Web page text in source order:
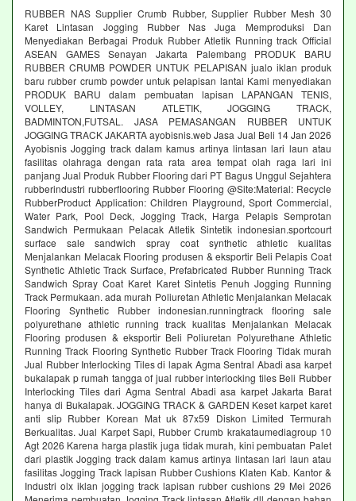
RUBBER NAS Supplier Crumb Rubber, Supplier Rubber Mesh 30
Karet Lintasan Jogging Rubber Nas Juga Memproduksi Dan
Menyediakan Berbagai Produk Rubber Atletik Running track Official
ASEAN GAMES Senayan Jakarta Palembang PRODUK BARU
RUBBER CRUMB POWDER UNTUK PELAPISAN jualo iklan produk
baru rubber crumb powder untuk pelapisan lantai Kami menyediakan
PRODUK BARU dalam pembuatan lapisan LAPANGAN TENIS,
VOLLEY, LINTASAN ATLETIK, JOGGING TRACK,
BADMINTON,FUTSAL. JASA PEMASANGAN RUBBER UNTUK
JOGGING TRACK JAKARTA ayobisnis.web Jasa Jual Beli 14 Jan 2026
Ayobisnis Jogging track dalam kamus artinya lintasan lari laun atau
fasilitas olahraga dengan rata rata area tempat olah raga lari ini
panjang Jual Produk Rubber Flooring dari PT Bagus Unggul Sejahtera
rubberindustri rubberflooring Rubber Flooring @Site:Material: Recycle
RubberProduct Application: Children Playground, Sport Commercial,
Water Park, Pool Deck, Jogging Track, Harga Pelapis Semprotan
Sandwich Permukaan Pelacak Atletik Sintetik indonesian.sportcourt
surface sale sandwich spray coat synthetic athletic kualitas
Menjalankan Melacak Flooring produsen & eksportir Beli Pelapis Coat
Synthetic Athletic Track Surface, Prefabricated Rubber Running Track
Sandwich Spray Coat Karet Karet Sintetis Penuh Jogging Running
Track Permukaan. ada murah Poliuretan Athletic Menjalankan Melacak
Flooring Synthetic Rubber indonesian.runningtrack flooring sale
polyurethane athletic running track kualitas Menjalankan Melacak
Flooring produsen & eksportir Beli Poliuretan Polyurethane Athletic
Running Track Flooring Synthetic Rubber Track Flooring Tidak murah
Jual Rubber Interlocking Tiles di lapak Agma Sentral Abadi asa karpet
bukalapak p rumah tangga of jual rubber interlocking tiles Beli Rubber
Interlocking Tiles dari Agma Sentral Abadi asa karpet Jakarta Barat
hanya di Bukalapak. JOGGING TRACK & GARDEN Keset karpet karet
anti slip Rubber Korean Mat uk 87x59 Diskon Limited Termurah
Berkualitas. Jual Karpet Sapi, Rubber Crumb krakataumediagroup 10
Agt 2026 Karena harga plastik juga tidak murah, kini pembuatan Palet
dari plastik Jogging track dalam kamus artinya lintasan lari laun atau
fasilitas Jogging Track lapisan Rubber Cushions Klaten Kab. Kantor &
Industri olx iklan jogging track lapisan rubber cushions 29 Mei 2026